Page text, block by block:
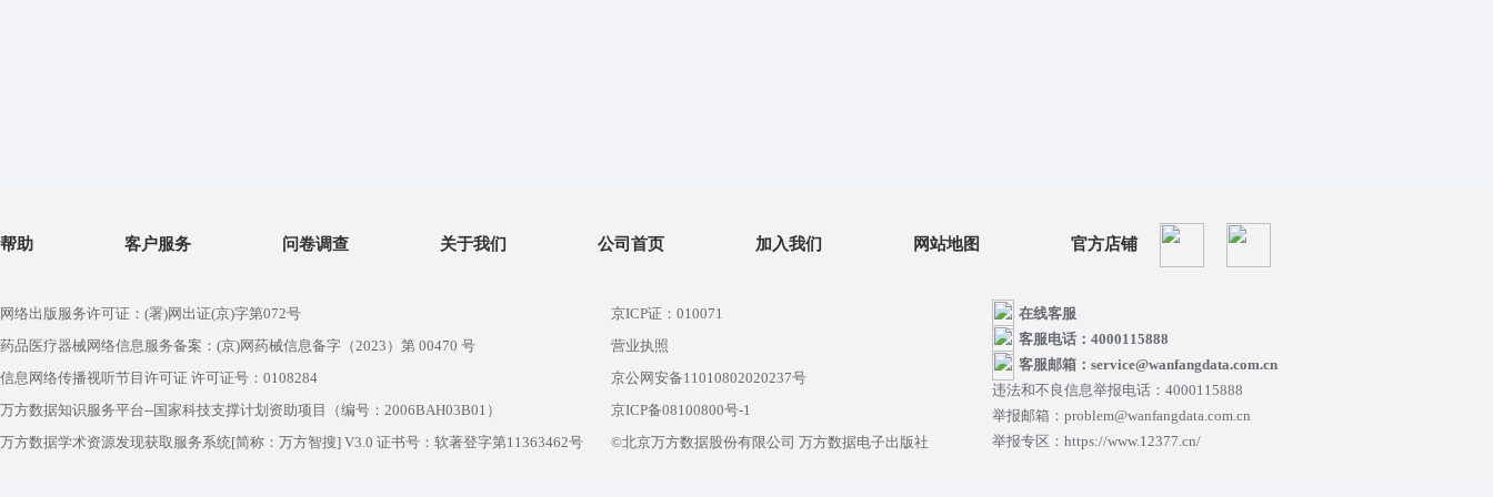
帮助 客户服务 问卷调查 关于我们 公司首页 加入我们 网站地图 官方店铺
网络出版服务许可证：(署)网出证(京)字第072号
药品医疗器械网络信息服务备案：(京)网药械信息备字（2023）第 00470 号
信息网络传播视听节目许可证 许可证号：0108284
万方数据知识服务平台--国家科技支撑计划资助项目（编号：2006BAH03B01）
万方数据学术资源发现获取服务系统[简称：万方智搜] V3.0 证书号：软著登字第11363462号
京ICP证：010071
营业执照
京公网安备11010802020237号
京ICP备08100800号-1
©北京万方数据股份有限公司 万方数据电子出版社
在线客服
客服电话：4000115888
客服邮箱：service@wanfangdata.com.cn
违法和不良信息举报电话：4000115888
举报邮箱：problem@wanfangdata.com.cn
举报专区：https://www.12377.cn/